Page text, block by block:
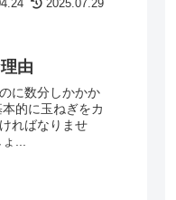
2025.07.29
由
に数分しかかか
的に玉ねぎをカ
ればなりませ
...